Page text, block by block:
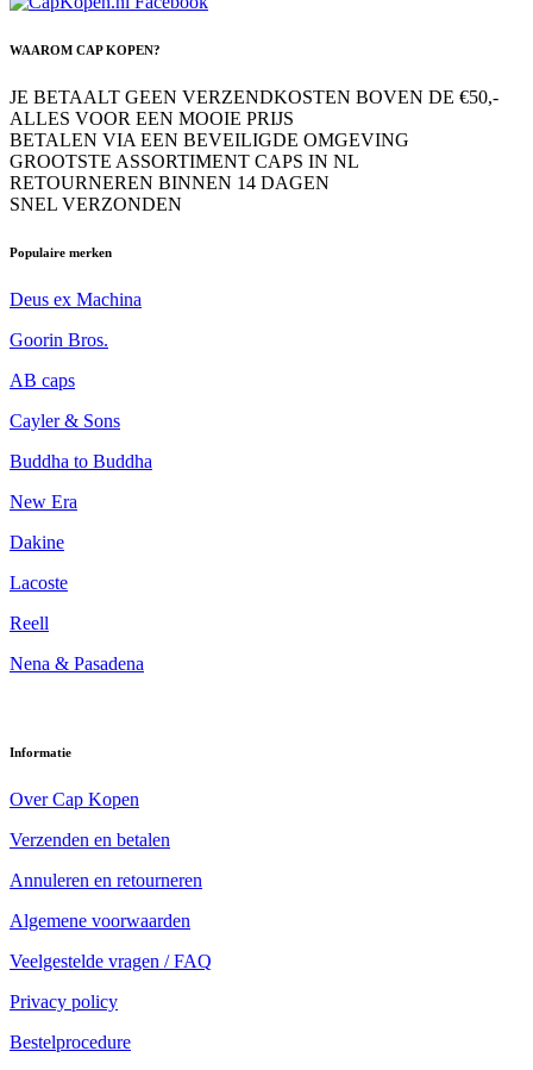
WAAROM CAP KOPEN?
JE BETAALT GEEN VERZENDKOSTEN BOVEN DE €50,-
ALLES VOOR EEN MOOIE PRIJS
BETALEN VIA EEN BEVEILIGDE OMGEVING
GROOTSTE ASSORTIMENT CAPS IN NL
RETOURNEREN BINNEN 14 DAGEN
SNEL VERZONDEN
Populaire merken
Deus ex Machina
Goorin Bros.
AB caps
Cayler & Sons
Buddha to Buddha
New Era
Dakine
Lacoste
Reell
Nena & Pasadena
Informatie
Over Cap Kopen
Verzenden en betalen
Annuleren en retourneren
Algemene voorwaarden
Veelgestelde vragen / FAQ
Privacy policy
Bestelprocedure